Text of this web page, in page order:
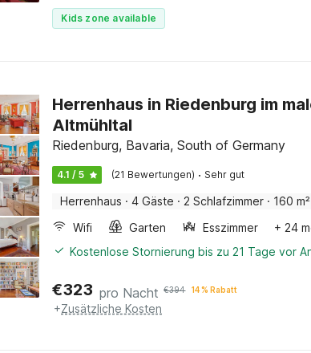
Kids zone available
Herrenhaus in Riedenburg im
Altmühltal
Riedenburg, Bavaria, South of Germany
4.1 / 5 (21 Bewertungen) · Sehr gut
Herrenhaus · 4 Gäste · 2 Schlafzimmer · 160
Wifi
Garten Esszimmer
+ 24
Kostenlose Stornierung bis zu 21 Tage vor
€323 pro Nacht €394 14 % Rabatt
+Zusätzliche Kosten